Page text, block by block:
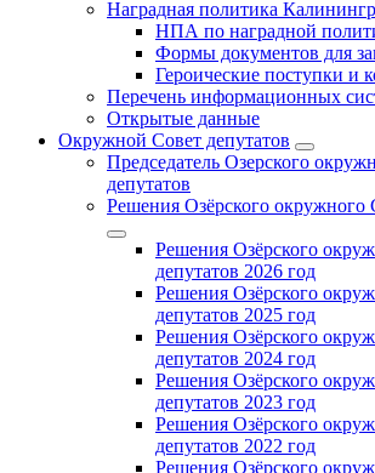
Наградная политика
НПА по наградной
Формы документов для
Героические поступки и
Перечень информационных
Открытые данные
Окружной Совет депутатов
Председатель Озерского
депутатов
Решения Озёрского окружного
Решения Озёрского
депутатов 2026 год
Решения Озёрского
депутатов 2025 год
Решения Озёрского
депутатов 2024 год
Решения Озёрского
депутатов 2023 год
Решения Озёрского
депутатов 2022 год
Решения Озёрского